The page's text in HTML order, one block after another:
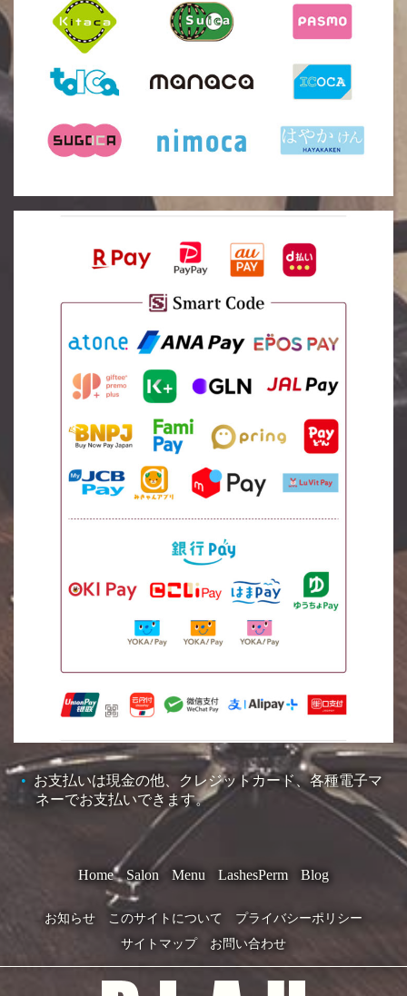
お支払いは現金の他、クレジットカード、各種電子マ
ネーでお支払いできます。
Home Salon Menu LashesPerm Blog
お知らせ このサイトについて
プライバシーポリシー
サイトマップ
お問い合わせ